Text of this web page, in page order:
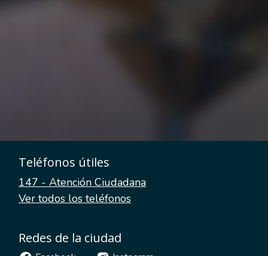
Teléfonos útiles
147 - Atención Ciudadana
Ver todos los teléfonos
Redes de la ciudad